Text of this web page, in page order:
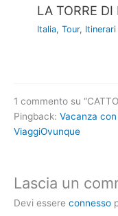
LA TORRE
Italia,Tour,
1 commento su
Pingback: Vacanza
ViaggiOvunque
Lascia un
Devi essere connesso